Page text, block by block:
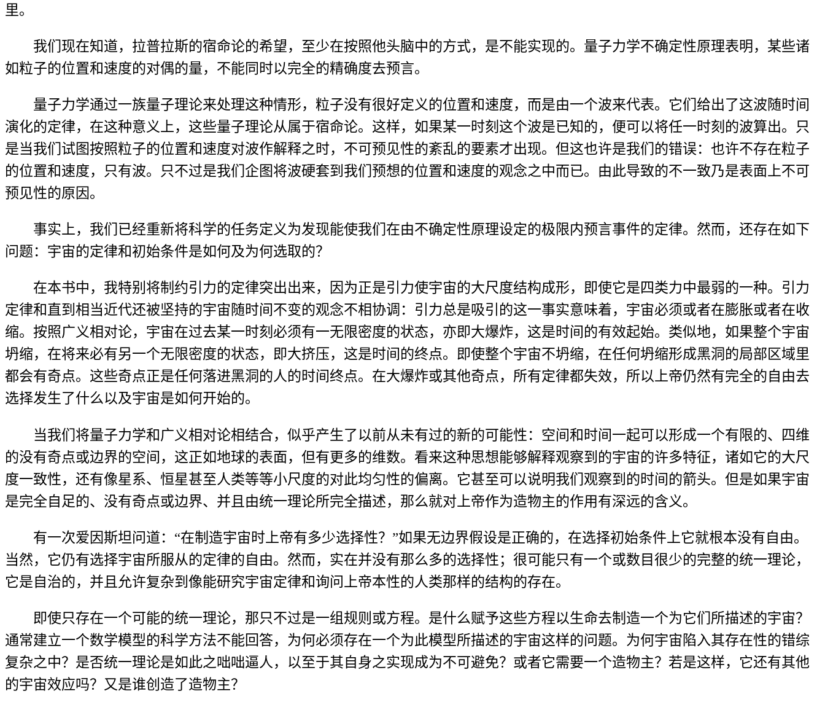
里。
我们现在知道，拉普拉斯的宿命论的希望，至少在按照他头脑中的方式，是不能实现的。量子力学不确定性原理表明，某些诸
如粒子的位置和速度的对偶的量，不能同时以完全的精确度去预言。
量子力学通过一族量子理论来处理这种情形，粒子没有很好定义的位置和速度，而是由一个波来代表。它们给出了这波随时间
演化的定律，在这种意义上，这些量子理论从属于宿命论。这样，如果某一时刻这个波是已知的，便可以将任一时刻的波算出。只
是当我们试图按照粒子的位置和速度对波作解释之时，不可预见性的紊乱的要素才出现。但这也许是我们的错误：也许不存在粒子
的位置和速度，只有波。只不过是我们企图将波硬套到我们预想的位置和速度的观念之中而已。由此导致的不一致乃是表面上不可
预见性的原因。
事实上，我们已经重新将科学的任务定义为发现能使我们在由不确定性原理设定的极限内预言事件的定律。然而，还存在如下
问题：宇宙的定律和初始条件是如何及为何选取的？
在本书中，我特别将制约引力的定律突出出来，因为正是引力使宇宙的大尺度结构成形，即使它是四类力中最弱的一种。引力
定律和直到相当近代还被坚持的宇宙随时间不变的观念不相协调：引力总是吸引的这一事实意味着，宇宙必须或者在膨胀或者在收
缩。按照广义相对论，宇宙在过去某一时刻必须有一无限密度的状态，亦即大爆炸，这是时间的有效起始。类似地，如果整个宇宙
坍缩，在将来必有另一个无限密度的状态，即大挤压，这是时间的终点。即使整个宇宙不坍缩，在任何坍缩形成黑洞的局部区域里
都会有奇点。这些奇点正是任何落进黑洞的人的时间终点。在大爆炸或其他奇点，所有定律都失效，所以上帝仍然有完全的自由去
选择发生了什么以及宇宙是如何开始的。
当我们将量子力学和广义相对论相结合，似乎产生了以前从未有过的新的可能性：空间和时间一起可以形成一个有限的、四维
的没有奇点或边界的空间，这正如地球的表面，但有更多的维数。看来这种思想能够解释观察到的宇宙的许多特征，诸如它的大尺
度一致性，还有像星系、恒星甚至人类等等小尺度的对此均匀性的偏离。它甚至可以说明我们观察到的时间的箭头。但是如果宇宙
是完全自足的、没有奇点或边界、并且由统一理论所完全描述，那么就对上帝作为造物主的作用有深远的含义。
有一次爱因斯坦问道：“在制造宇宙时上帝有多少选择性？”如果无边界假设是正确的，在选择初始条件上它就根本没有自由。
当然，它仍有选择宇宙所服从的定律的自由。然而，实在并没有那么多的选择性；很可能只有一个或数目很少的完整的统一理论，
它是自治的，并且允许复杂到像能研究宇宙定律和询问上帝本性的人类那样的结构的存在。
即使只存在一个可能的统一理论，那只不过是一组规则或方程。是什么赋予这些方程以生命去制造一个为它们所描述的宇宙？
通常建立一个数学模型的科学方法不能回答，为何必须存在一个为此模型所描述的宇宙这样的问题。为何宇宙陷入其存在性的错综
复杂之中？是否统一理论是如此之咄咄逼人，以至于其自身之实现成为不可避免？或者它需要一个造物主？若是这样，它还有其他
的宇宙效应吗？又是谁创造了造物主？